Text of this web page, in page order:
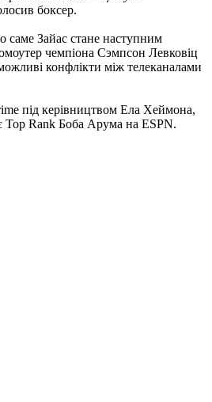
боксер.
саме Зайас стане наступним
чемпіона Сэмпсон Левковіц
конфлікти між телеканалами
під керівництвом Ела Хеймона,
Top Rank Боба Арума на ESPN.